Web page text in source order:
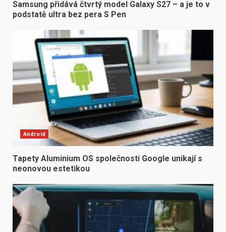
Samsung přidává čtvrtý model Galaxy S27 – a je to v
podstatě ultra bez pera S Pen
Android
Tapety Aluminium OS společnosti Google unikají s
neonovou estetikou